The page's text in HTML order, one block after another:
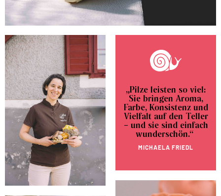
„Pilze leisten so viel:
Sie bringen Aroma,
Farbe, Konsistenz und
Vielfalt auf den Teller
– und sie sind einfach
wunderschön.“
MICHAELA FRIEDL